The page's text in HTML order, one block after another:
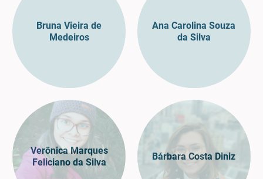
Bruna Vieira de
Medeiros
Ana Carolina Souza
da Silva
Verônica Marques
Feliciano da Silva
Bárbara Costa Diniz